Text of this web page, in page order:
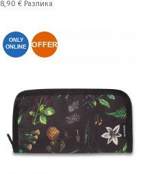
Спестявате:
8,90 € Разлика
ONLY
ONLINE
OFFER